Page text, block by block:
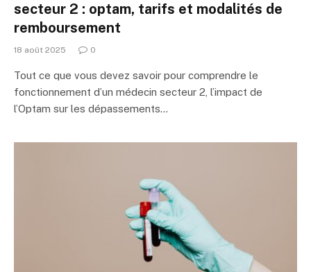
secteur 2 : optam, tarifs et modalités de
remboursement
18 août 2025 0
Tout ce que vous devez savoir pour comprendre le
fonctionnement d’un médecin secteur 2, l’impact de
l’Optam sur les dépassements…